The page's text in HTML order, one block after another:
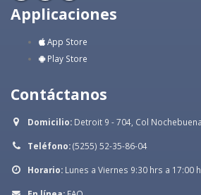
Applicaciones
App Store
Play Store
Contáctanos
Domicilio: Detroit 9 - 704, Col
Teléfono:(5255) 52-35-86-04
Horario: Lunes a Viernes 9:30 hrs a 17:00